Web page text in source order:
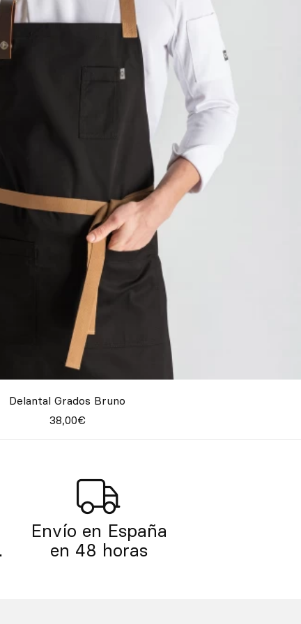
Delantal Grados Bruno
38,00€
Envío en España
en 48 horas